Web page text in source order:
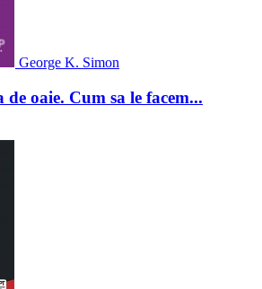
George K. Simon
oaie. Cum sa le facem...